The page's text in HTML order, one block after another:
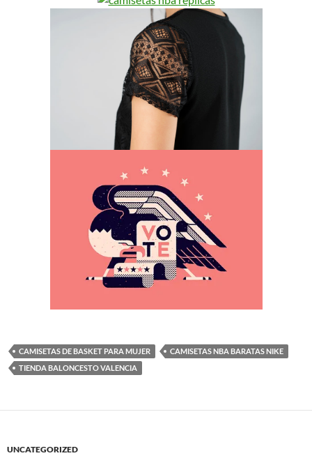
CAMISETAS DE BASKET PARA MUJER
CAMISETAS NBA BARATAS NIKE
TIENDA BALONCESTO VALENCIA
UNCATEGORIZED